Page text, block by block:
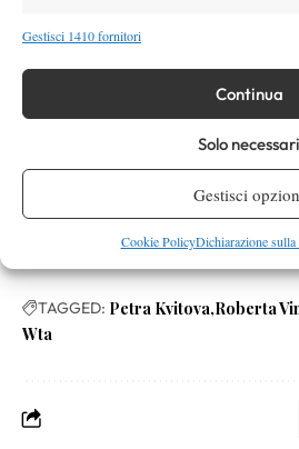
Gestisci 1410 fornitori
Continua
Solo necessari
Gestisci
Cookie PolicyDichiarazione
TAGGED: Petra Kvitova Roberta
Wta